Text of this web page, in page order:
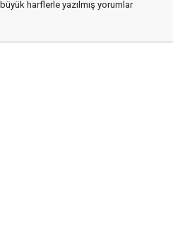
harflerle yazılmış yorumlar